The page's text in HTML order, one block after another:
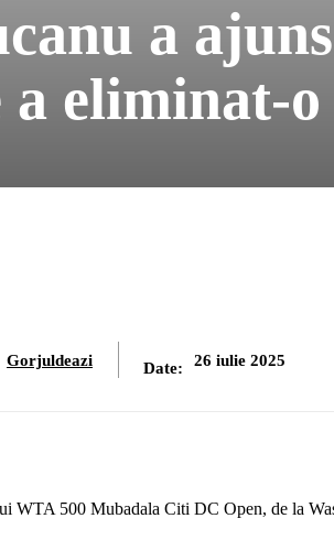
a
a eliminat-
Gorjuldeazi Date: 26 iulie 2025
WTA 500 Mubadala Citi DC Open, de la